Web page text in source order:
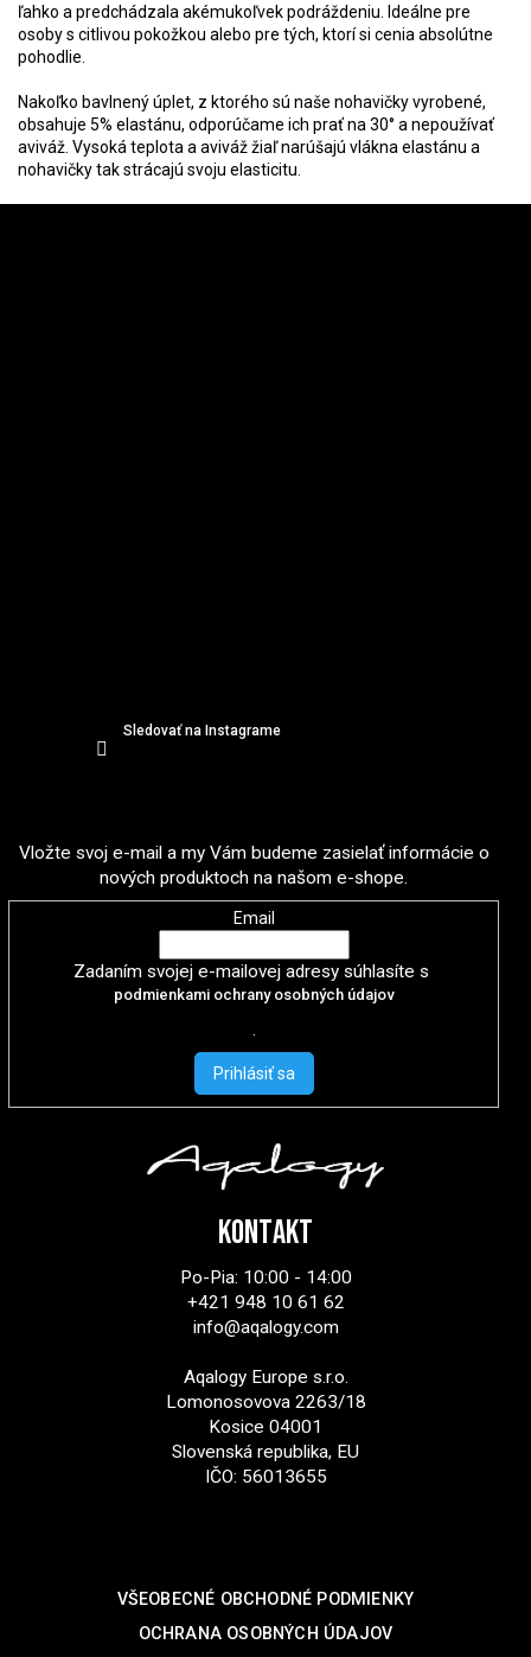
ľahko a predchádzala akémukoľvek podráždeniu. Ideálne pre
osoby s citlivou pokožkou alebo pre tých, ktorí si cenia absolútne
pohodlie.
Nakoľko bavlnený úplet, z ktorého sú naše nohavičky vyrobené,
obsahuje 5% elastánu, odporúčame ich prať na 30° a nepoužívať
aviváž. Vysoká teplota a aviváž žiaľ narúšajú vlákna elastánu a
nohavičky tak strácajú svoju elasticitu.
Sledovať na Instagrame
Vložte svoj e-mail a my Vám budeme zasielať informácie o
nových produktoch na našom e-shope.
Email
Zadaním svojej e-mailovej adresy súhlasíte s
podmienkami ochrany osobných údajov
.
Prihlásiť sa
KONTAKT
Po-Pia: 10:00 - 14:00
+421 948 10 61 62
info@aqalogy.com
Aqalogy Europe s.r.o.
Lomonosovova 2263/18
Kosice 04001
Slovenská republika, EU
IČO: 56013655
VŠEOBECNÉ OBCHODNÉ PODMIENKY
OCHRANA OSOBNÝCH ÚDAJOV